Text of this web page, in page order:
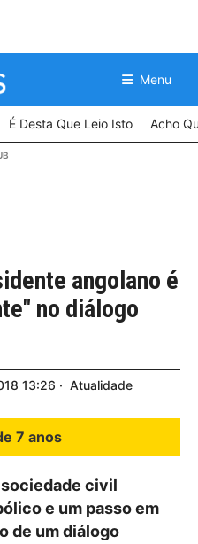
Menu
É Desta Que Leio Isto Acho
angolano é
no diálogo
13:26 Atualidade
7 anos
civil
e um passo em
de um diálogo